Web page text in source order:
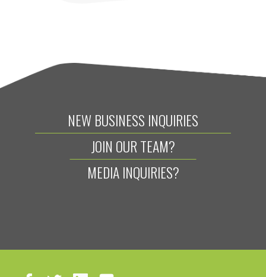
NEW BUSINESS INQUIRIES
JOIN OUR TEAM?
MEDIA INQUIRIES?